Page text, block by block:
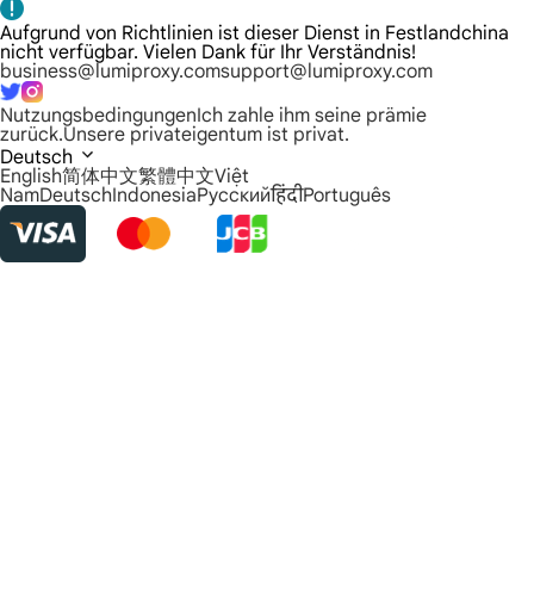
Aufgrund von Richtlinien ist dieser Dienst in Festlandchina
nicht verfügbar. Vielen Dank für Ihr Verständnis!
business@lumiproxy.comsupport@lumiproxy.com
NutzungsbedingungenIch zahle ihm seine prämie
zurück.Unsere privateigentum ist privat.
Deutsch
English简体中文繁體中文Việt
NamDeutschIndonesiaРусскийहिंदीPortuguês